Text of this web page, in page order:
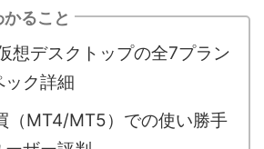
ること
想デスクトップの全7プラン
ク詳細
（MT4/MT5）での使い勝手